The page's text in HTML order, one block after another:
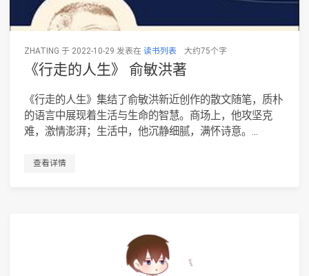
ZHATING 于 2022-10-29 发表在 读书列表 大约75个字
《行走的人生》 俞敏洪著
《行走的人生》集结了俞敏洪新近创作的散文随笔，质朴
的语言中展现着生活与生命的智慧。商场上，他攻坚克
难，激情澎湃；生活中，他沉静细腻，满怀诗意。...
查看详情